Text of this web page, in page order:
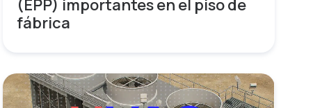
(EPP) importantes en el piso de
fábrica